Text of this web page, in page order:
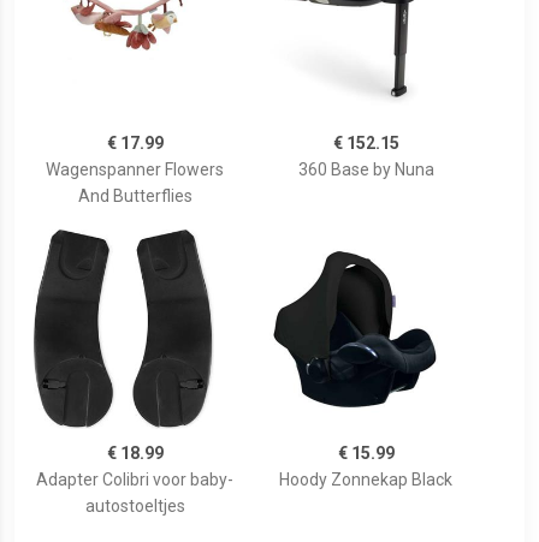
€ 17.99
Wagenspanner Flowers
And Butterflies
€ 152.15
360 Base by Nuna
€ 18.99
Adapter Colibri voor baby-
autostoeltjes
€ 15.99
Hoody Zonnekap Black